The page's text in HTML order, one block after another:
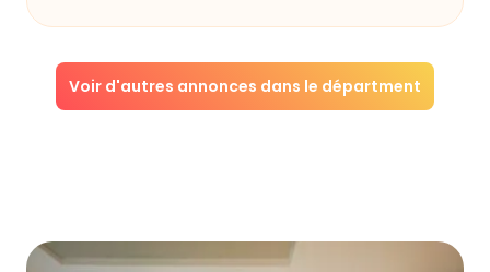
Voir d'autres annonces dans le départment